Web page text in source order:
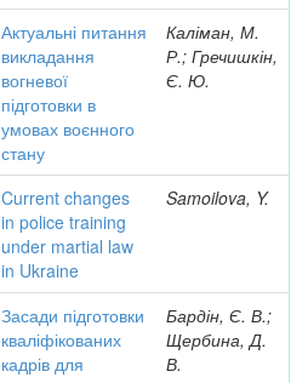
Актуальні питання
викладання
вогневої
підготовки в
умовах воєнного
стану
Каліман, М.
Р.; Гречишкін,
Є. Ю.
Current changes
in police training
under martial law
in Ukraine
Samoilova, Y.
Засади підготовки
кваліфікованих
кадрів для
Бардін, Є. В.;
Щербина, Д.
В.